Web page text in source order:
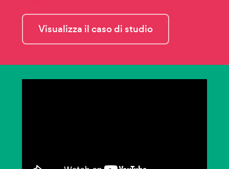
Visualizza il caso di studio